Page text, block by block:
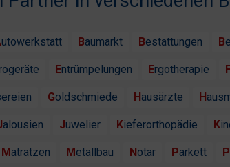
Autowerkstatt Baumarkt Bestattungen
Entrümpelungen Ergotherapie
Goldschmiede Hausärzte
Jalousien Juwelier Kieferorthopädie
Matratzen Metallbau Notar Parkett